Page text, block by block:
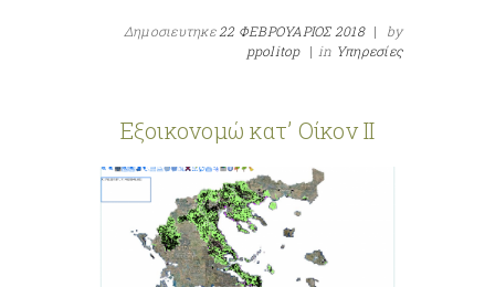
Δημοσιευτηκε22 ΦΕΒΡΟΥΑΡΙΟΣ 2018 |
by
ppolitop | in Υπηρεσίες
Εξοικονομώ κατ’ Οίκον ΙΙ